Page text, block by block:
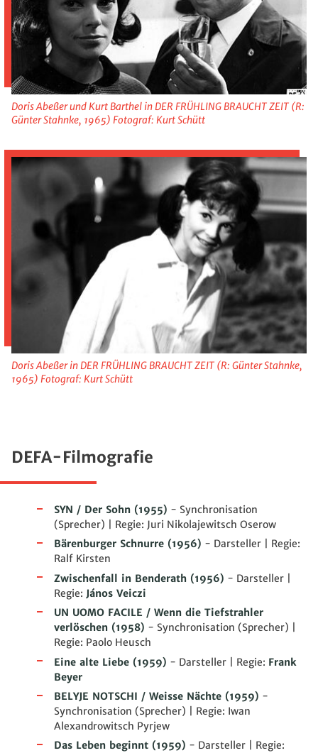
Doris Abeßer und Kurt Barthel in DER FRÜHLING BRAUCHT ZEIT (R:
Günter Stahnke, 1965) Fotograf: Kurt Schütt
Doris Abeßer in DER FRÜHLING BRAUCHT ZEIT (R: Günter Stahnke,
1965) Fotograf: Kurt Schütt
DEFA-Filmografie
SYN / Der Sohn (1955) - Synchronisation
(Sprecher) | Regie: Juri Nikolajewitsch Oserow
Bärenburger Schnurre (1956) - Darsteller | Regie:
Ralf Kirsten
Zwischenfall in Benderath (1956) - Darsteller |
Regie: János Veiczi
UN UOMO FACILE / Wenn die Tiefstrahler
verlöschen (1958) - Synchronisation (Sprecher) |
Regie: Paolo Heusch
Eine alte Liebe (1959) - Darsteller | Regie: Frank
Beyer
BELYJE NOTSCHI / Weisse Nächte (1959) -
Synchronisation (Sprecher) | Regie: Iwan
Alexandrowitsch Pyrjew
Das Leben beginnt (1959) - Darsteller | Regie: